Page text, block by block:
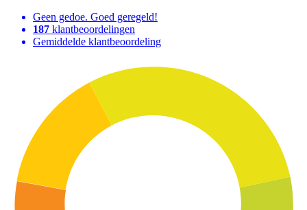
Geen gedoe. Goed geregeld!
187 klantbeoordelingen
Gemiddelde klantbeoordeling